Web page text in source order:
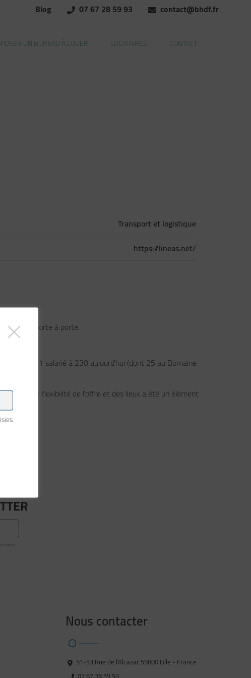
Blog 07 67 28 59 93 contact@bhdf.fr
UN BUREAU À LOUER LOCATAIRES CONTACT
Transport et logistique
https://lineas.net/
de porte à porte.
de 1 salarié à 230 aujourd’hui (dont 25 au Domaine
jardin. La flexibilité de l’offre et des lieux a été un élément
soient
Nous contacter
51-53 Rue de l'Alcazar 59800 Lille - France